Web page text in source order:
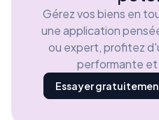
Gérez vos biens en
une application
ou expert, profitez
performante et
Essayer